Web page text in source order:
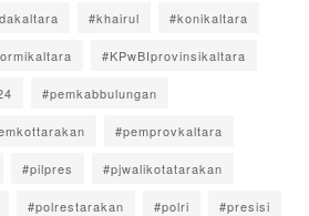
#khairul #konikaltara
#KPwBIprovinsikaltara
#pemkabbulungan
#pemprovkaltara
#pilpres #pjwalikotatarakan
#polrestarakan #polri #presisi